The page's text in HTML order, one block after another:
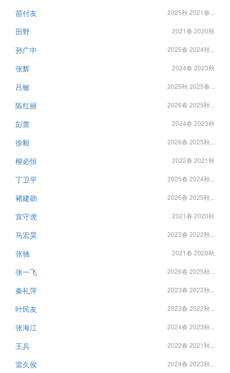
苗付友 2025秋 2021春...
田野 2021春 2020秋
孙广中 2025春 2024秋...
张辉 2024春 2023秋
吕敏 2025秋 2025春...
陈红丽 2026春 2025秋...
彭蕾 2024春 2023秋
徐毅 2026春 2025秋...
柳必恒 2022春 2021秋
丁卫平 2025春 2024秋...
褚建勋 2026春 2025秋...
宣守虎 2021春 2020秋
马宏昊 2023春 2022秋...
张驰 2021春 2020秋
张一飞 2026春 2025秋...
秦礼萍 2023春 2022秋...
叶民友 2023春 2022秋...
张海江 2024春 2023秋...
王兵 2022春 2021秋...
雷久侯 2024春 2023秋...